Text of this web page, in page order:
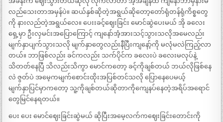
လည်သေးတာအမှန်ပဲ။ ဆယ်နှစ်ဆိုတဲ့အရွယ်ဆိုတော့တော်ရုံတန်ရုံကိစ္စတွေ
ကို နားလည်တဲ့အရွယ်လေ။ ပေးးခင့်ဈေးခြင်း မောင်ဆွဲပေးမယ် အို ခလေး
ရှေ့မှာ ဦးလှမင်းအပြောကြောင့် ကျနော်အံ့အားသင့်သွားသလိုအမေလည်း
မျက်နှာပျက်သွားသလို မျက်နှာတွေလည်းနီပြီးကျနော့်ကို မလုံမလဲကြည့်လာ
တယ်။ ဘာဖြစ်လည်း ခင်ကလည်း သက်ပိုင်က ခလေးပဲ ခလေးမလုပ်နဲ့
သိတတ်နေပြီ သိလည်းသိကွာ မောင်ကတော့ ခင့်ကိုချစ်တယ် ဘယ်လိုဖြစ်နေ
လဲ ဇွတ်ပဲ အမေ့ကမျက်စောင်းထိုးအပြစ်တင်သလို ပြောနေပေမယ့်
မျက်နှာပြင်မှာကတော့ သူ့ကိုချစ်တယ်ဆိုတာကိုကျေနပ်နေတဲ့အရိပ်အရောင်
တွေမြင်နေရတယ်။
ပေး ပေး မောင်ဈေးခြင်းဆွဲမယ် ဆိုပြီးအမေ့လက်ကဈေးခြင်းတောင်းကို